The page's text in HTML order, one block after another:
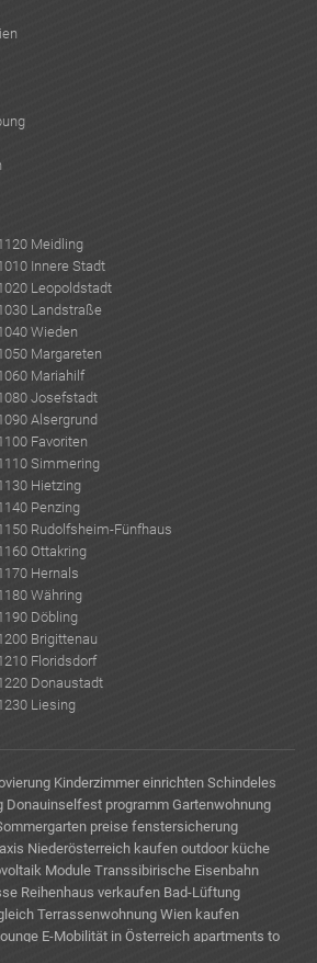
Meidling
Innere Stadt
Leopoldstadt
Landstraße
Wieden
Margareten
Mariahilf
Josefstadt
Alsergrund
Favoriten
Simmering
Hietzing
Penzing
Rudolfsheim-Fünfhaus
Ottakring
Hernals
Währing
Döbling
Brigittenau
Floridsdorf
Donaustadt
Liesing
Kinderzimmer einrichten Schindeles
Donauinselfest programm Gartenwohnung
preise fenstersicherung
Niederösterreich kaufen outdoor küche
ModuleTranssibirische Eisenbahn
Reihenhaus verkaufen Bad-Lüftung
Terrassenwohnung Wien kaufen
E-Mobilität in Österreich apartments to